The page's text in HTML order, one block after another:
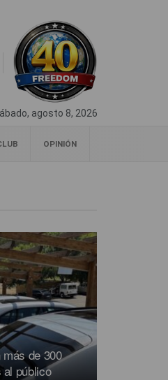
agosto 8, 2026
OPINIÓN
de 300
público